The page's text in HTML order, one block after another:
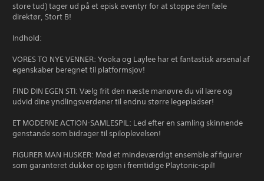
store tud) tager ud på et episk eventyr for at stoppe den fæle
direktør, Stort B!
Indhold:
VORES TO NYE VENNER: Yooka og Laylee har et fantastisk arsenal af
egenskaber beregnet til platformsjov!
FIND DIN EGEN STI: Vælg frit den næste manøvre du vil lære og
udvid dine yndlingsverdener til endnu større legepladser!
ET MODERNE ACTION-SAMLESPIL: Led efter en samling skinnende
genstande som bidrager til spiloplevelsen!
FIGURER MAN HUSKER: Mød et mindeværdigt ensemble af figurer
som garanteret dukker op igen i fremtidige Playtonic-spil!